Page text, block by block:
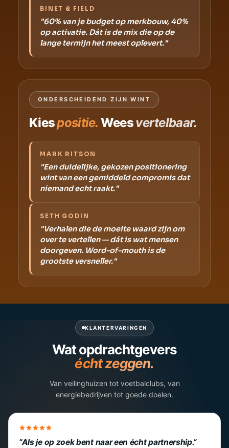
BINET & FIELD
"60% van je budget op merkbouw, 40%
op activatie. Dát is de mix die op de
lange termijn het meest oplevert."
ONDERSCHEIDEND ZIJN WINT
Kiespositie. Weesvertelbaar.
MARK RITSON
"Een duidelijke, gekozen positionering
wint van een gemiddeld compromis dat
niemand echt raakt."
SETH GODIN
"Verhalen die de moeite waard zijn om
over te vertellen — dát is wat mensen
doorgeven. Word-of-mouth is de
grootste versneller."
KLANTERVARINGEN
Wat opdrachtgevers
écht zeggen.
Van veilinghuizen tot voetbalclubs, van
energiebedrijven tot goede doelen.
Als je op zoek bent naar een écht partnership.